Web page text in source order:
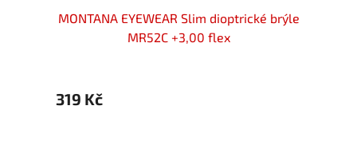
MONTANA EYEWEAR Slim dioptrické brýle
MR52C +3,00 flex
319 Kč